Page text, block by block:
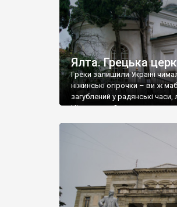
Ялта. Грецька
Греки залишили Україні
ніжинські огірочки – ви ж
загублений у радянські
Ніжин греки?